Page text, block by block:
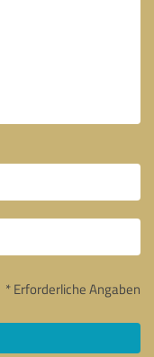
* Erforderliche Angaben